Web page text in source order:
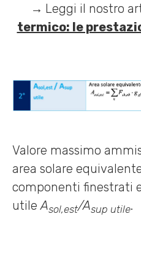
→ Leggi il nostro
termico: le
Valore massimo
area solare
componenti finestrati
utileAsol,est/Asup utile.